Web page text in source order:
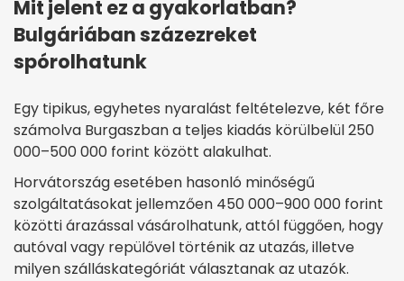
Mit jelent ez a gyakorlatban?
Bulgáriában százezreket
spórolhatunk
Egy tipikus, egyhetes nyaralást feltételezve, két főre
számolva Burgaszban a teljes kiadás körülbelül 250
000–500 000 forint között alakulhat.
Horvátország esetében hasonló minőségű
szolgáltatásokat jellemzően 450 000–900 000 forint
közötti árazással vásárolhatunk, attól függően, hogy
autóval vagy repülővel történik az utazás, illetve
milyen szálláskategóriát választanak az utazók.